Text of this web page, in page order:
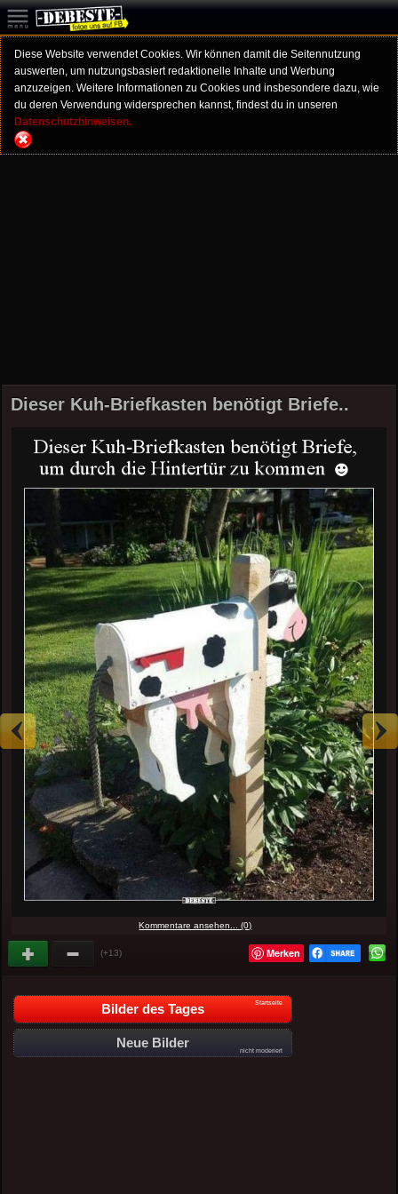
Diese Website verwendet Cookies. Wir können damit die Seitennutzung
auswerten, um nutzungsbasiert redaktionelle Inhalte und Werbung
anzuzeigen. Weitere Informationen zu Cookies und insbesondere dazu, wie
du deren Verwendung widersprechen kannst, findest du in unseren
Datenschutzhinweisen.
Dieser Kuh-Briefkasten benötigt Briefe..
Kommentare ansehen... (0)
(+13) Merken
Bilder des Tages Startseite
Neue Bilder
nicht moderiert